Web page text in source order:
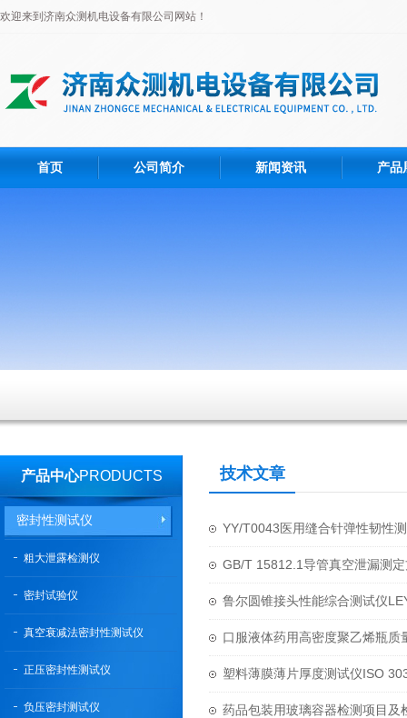
欢迎来到济南众测机电设备有限公司网站！
首页 公司简介 新闻资讯 产品
产品中心PRODUCTS
密封性测试仪
粗大泄露检测仪
密封试验仪
真空衰减法密封性测试仪
正压密封性测试仪
负压密封测试仪
技术文章
YY/T0043医用缝合针弹性韧性
GB/T 15812.1导管真空泄漏测
鲁尔圆锥接头性能综合测试仪
口服液体药用高密度聚乙烯瓶质
塑料薄膜薄片厚度测试仪ISO
药品包装用玻璃容器检测项目及